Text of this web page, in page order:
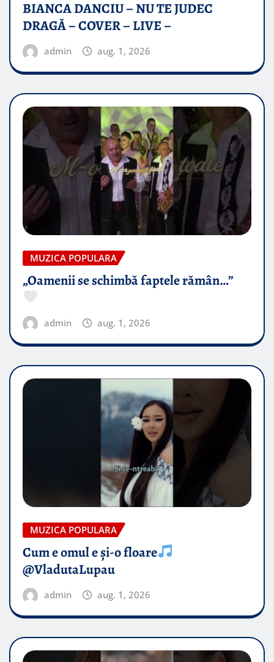
BIANCA DANCIU – NU TE JUDEC
DRAGĂ – COVER – LIVE –
admin aug. 1, 2026
MUZICA POPULARA
„Oamenii se schimbă faptele rămân…”
admin aug. 1, 2026
MUZICA POPULARA
Cum e omul e și-o floare
@VladutaLupau
admin aug. 1, 2026